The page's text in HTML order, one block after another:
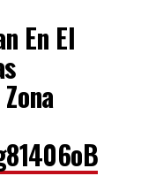
En El